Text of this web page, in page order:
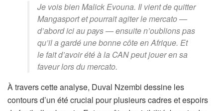
Je vois bien Malick Evouna. Il vient de quitter
Mangasport et pourrait agiter le mercato —
d’abord ici au pays — ensuite n’oublions pas
qu’il a gardé une bonne côte en Afrique. Et
le fait d’avoir été à la CAN peut jouer en sa
faveur lors du mercato.
À travers cette analyse, Duval Nzembi dessine les
contours d’un été crucial pour plusieurs cadres et espoirs